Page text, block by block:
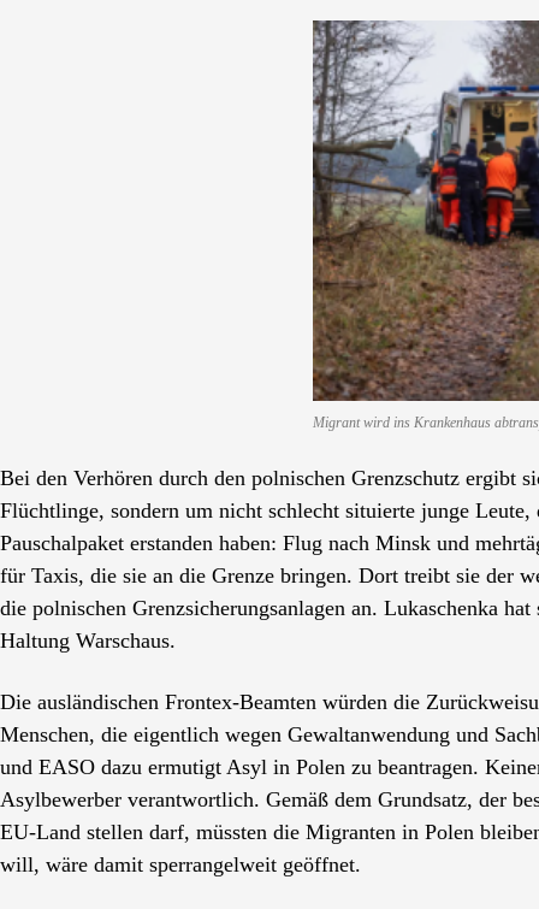
Migrant wird ins Krankenhaus
Bei den Verhören durch den polnischen Grenzschutz ergibt
Flüchtlinge, sondern um nicht schlecht situierte junge
Pauschalpaket erstanden haben: Flug nach Minsk und
für Taxis, die sie an die Grenze bringen. Dort treibt sie der
die polnischen Grenzsicherungsanlagen an. Lukaschenka
Haltung Warschaus.
Die ausländischen Frontex-Beamten würden die
Menschen, die eigentlich wegen Gewaltanwendung und
und EASO dazu ermutigt Asyl in Polen zu beantragen.
Asylbewerber verantwortlich. Gemäß dem Grundsatz, der
EU-Land stellen darf, müssten die Migranten in Polen
will, wäre damit sperrangelweit geöffnet.